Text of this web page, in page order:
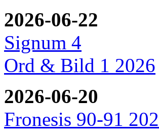
2026-06-22
Signum 4
Ord & Bild 1 2026
2026-06-20
Fronesis 90-91